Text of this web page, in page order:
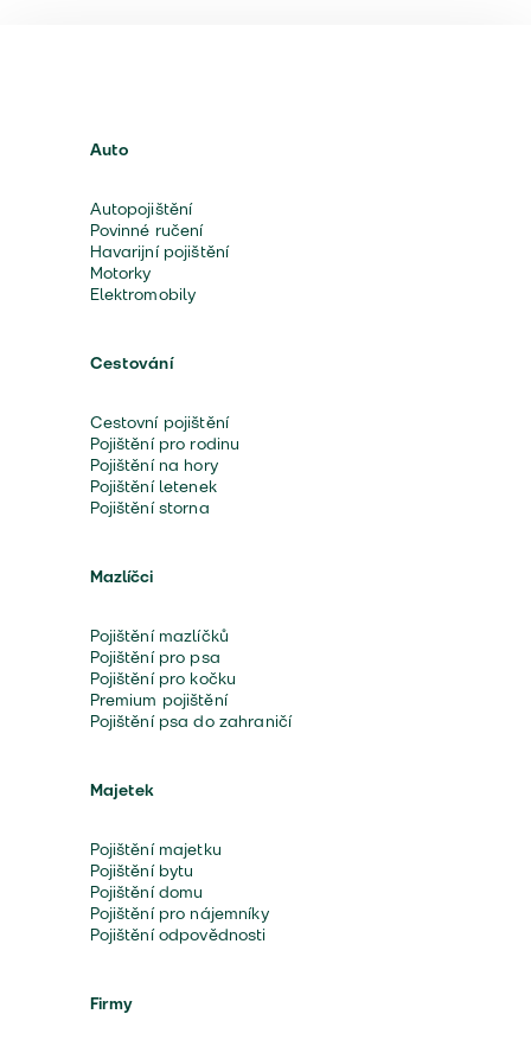
Auto
Autopojištění
Povinné ručení
Havarijní pojištění
Motorky
Elektromobily
Cestování
Cestovní pojištění
Pojištění pro rodinu
Pojištění na hory
Pojištění letenek
Pojištění storna
Mazlíčci
Pojištění mazlíčků
Pojištění pro psa
Pojištění pro kočku
Premium pojištění
Pojištění psa do zahraničí
Majetek
Pojištění majetku
Pojištění bytu
Pojištění domu
Pojištění pro nájemníky
Pojištění odpovědnosti
Firmy